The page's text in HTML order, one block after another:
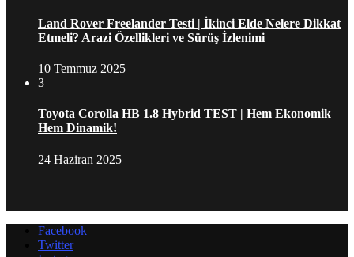
Land Rover Freelander Testi | İkinci Elde Nelere Dikkat
Etmeli? Arazi Özellikleri ve Sürüş İzlenimi
10 Temmuz 2025
3
Toyota Corolla HB 1.8 Hybrid TEST | Hem Ekonomik
Hem Dinamik!
24 Haziran 2025
Facebook
Twitter